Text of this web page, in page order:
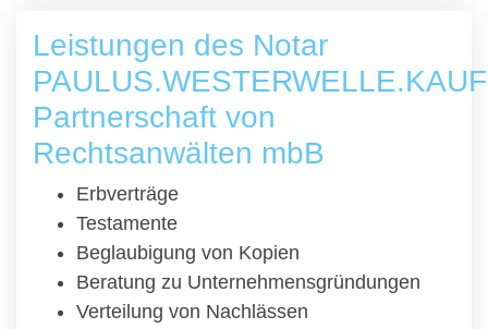
Leistungen des Notar
Partnerschaft von
Rechtsanwälten mbB
Erbverträge
Testamente
Beglaubigung von Kopien
Beratung zu Unternehmensgründungen
Verteilung von Nachlässen